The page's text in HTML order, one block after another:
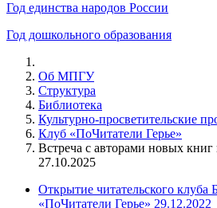
Год единства народов России
Год дошкольного образования
Об МПГУ
Структура
Библиотека
Культурно-просветительские
Клуб «ПоЧитатели Герье»
Встреча с авторами новых
27.10.2025
Открытие читательского
«ПоЧитатели Герье» 29.12.2022